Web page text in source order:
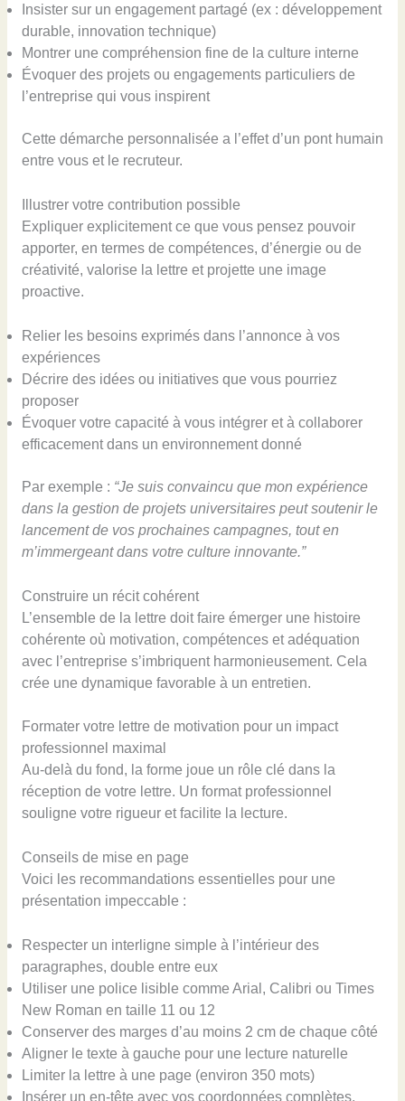
Insister sur un engagement partagé (ex : développement
durable, innovation technique)
Montrer une compréhension fine de la culture interne
Évoquer des projets ou engagements particuliers de
l’entreprise qui vous inspirent
Cette démarche personnalisée a l’effet d’un pont humain
entre vous et le recruteur.
Illustrer votre contribution possible
Expliquer explicitement ce que vous pensez pouvoir
apporter, en termes de compétences, d’énergie ou de
créativité, valorise la lettre et projette une image
proactive.
Relier les besoins exprimés dans l’annonce à vos
expériences
Décrire des idées ou initiatives que vous pourriez
proposer
Évoquer votre capacité à vous intégrer et à collaborer
efficacement dans un environnement donné
Par exemple : “Je suis convaincu que mon expérience
dans la gestion de projets universitaires peut soutenir le
lancement de vos prochaines campagnes, tout en
m’immergeant dans votre culture innovante.”
Construire un récit cohérent
L’ensemble de la lettre doit faire émerger une histoire
cohérente où motivation, compétences et adéquation
avec l’entreprise s’imbriquent harmonieusement. Cela
crée une dynamique favorable à un entretien.
Formater votre lettre de motivation pour un impact
professionnel maximal
Au-delà du fond, la forme joue un rôle clé dans la
réception de votre lettre. Un format professionnel
souligne votre rigueur et facilite la lecture.
Conseils de mise en page
Voici les recommandations essentielles pour une
présentation impeccable :
Respecter un interligne simple à l’intérieur des
paragraphes, double entre eux
Utiliser une police lisible comme Arial, Calibri ou Times
New Roman en taille 11 ou 12
Conserver des marges d’au moins 2 cm de chaque côté
Aligner le texte à gauche pour une lecture naturelle
Limiter la lettre à une page (environ 350 mots)
Insérer un en-tête avec vos coordonnées complètes,